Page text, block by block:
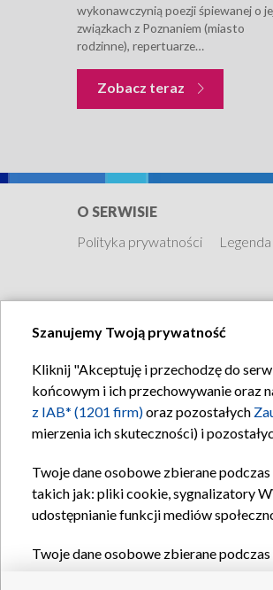
wykonawczynią poezji śpiewanej o
związkach z Poznaniem (miasto
rodzinne), repertuarze
Cypriana Kamila Norwida, Czesława
Miłosza, Osipa Mandelsztama, Haliny
Zobacz teraz Muzyka
O SERWISIE
Polityka prywatności
Legenda
Szanujemy Twoją prywatność
Kliknij "Akceptuję i przechodzę do
końcowym i ich przechowywanie oraz
z IAB* (1201 firm)oraz pozostałych
mierzenia ich skuteczności) i
Twoje dane osobowe zbierane
takich jak: pliki cookie, sygnalizatory
udostępnianie funkcji mediów
Twoje dane osobowe zbierane